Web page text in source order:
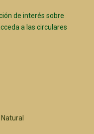
de interés sobre
a las circulares